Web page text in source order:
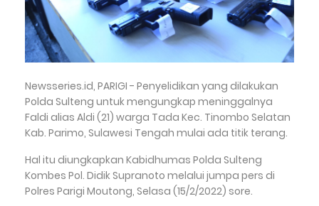
Newsseries.id, PARIGI - Penyelidikan yang dilakukan
Polda Sulteng untuk mengungkap meninggalnya
Faldi alias Aldi (21) warga Tada Kec. Tinombo Selatan
Kab. Parimo, Sulawesi Tengah mulai ada titik terang.
Hal itu diungkapkan Kabidhumas Polda Sulteng
Kombes Pol. Didik Supranoto melalui jumpa pers di
Polres Parigi Moutong, Selasa (15/2/2022) sore.